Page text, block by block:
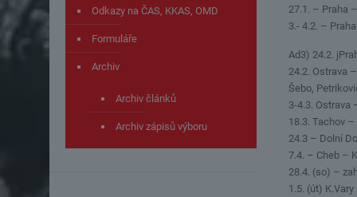
27.1. – Praha
3.- 4.2. –
Ad3) 24.2.
24.2. Ostrava
Šebo,
3-4.3. Ostrava
18.3. Tachov
24.3 – Dolní
7.4. – Cheb –
28.4. (so) –
1.5. (út)
Odkazy na ČAS, KKAS, OMD
Formuláře
Archiv
Archiv článků
Archiv zápisů výboru